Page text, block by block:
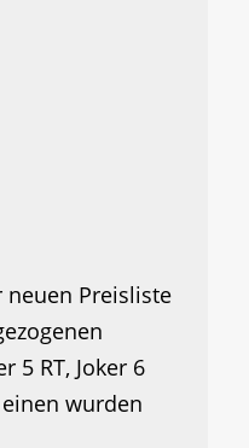
Preisliste
5 RT, Joker 6
einen wurden